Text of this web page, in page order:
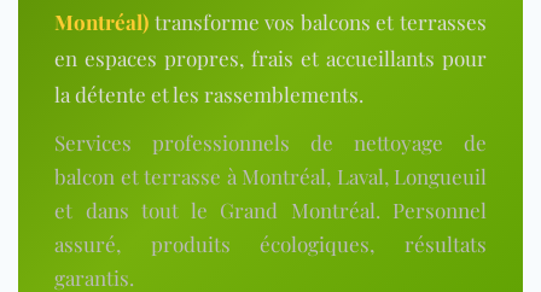
Montréal) transforme vos balcons et terrasses
en espaces propres, frais et accueillants pour
la détente et les rassemblements.
Services professionnels de nettoyage de
balcon et terrasse à Montréal, Laval, Longueuil
et dans tout le Grand Montréal. Personnel
assuré, produits écologiques, résultats
garantis.